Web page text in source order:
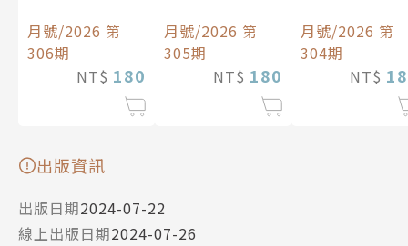
月號/2026 第
306期
NT$ 180
月號/2026 第
305期
NT$ 180
月號/2026 第
304期
NT$
出版資訊
出版日期2024-07-22
線上出版日期2024-07-26